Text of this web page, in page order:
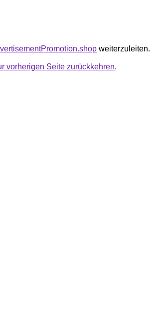
weiterzuleiten.
vorherigen Seite zurückkehren.